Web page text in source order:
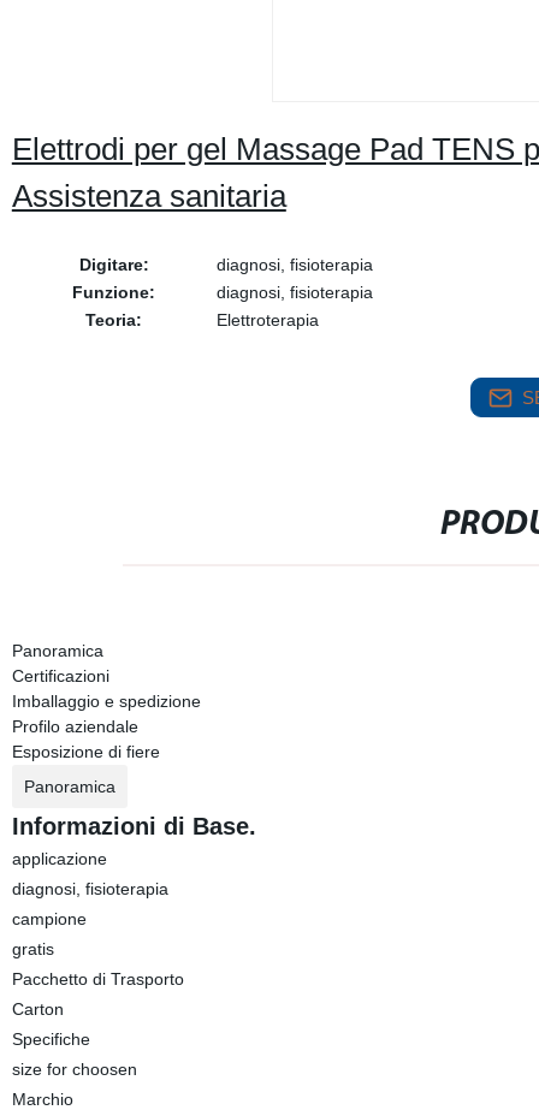
Elettrodi per gel Massage Pad TENS
Assistenza sanitaria
Digitare:
diagnosi, fisioterapia
Funzione:
diagnosi, fisioterapia
Teoria:
Elettroterapia
Panoramica
Certificazioni
Imballaggio e spedizione
Profilo aziendale
Esposizione di fiere
Panoramica
Informazioni di Base.
applicazione
diagnosi, fisioterapia
campione
gratis
Pacchetto di Trasporto
Carton
Specifiche
size for choosen
Marchio